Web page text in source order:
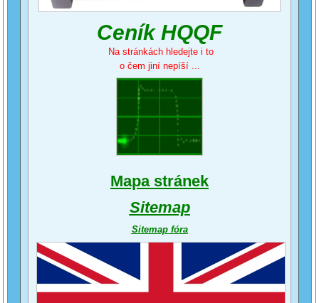
Ceník HQQF
Na stránkách hledejte i to
o čem jiní nepíší ...
Mapa stránek
Sitemap
Sitemap fóra